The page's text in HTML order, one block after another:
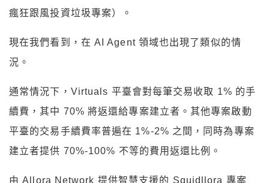
瘋狂跟風投資垃圾專案）。
現在我們看到，在 AI Agent 領域也出現了類似的情
況。
通常情況下，Virtuals 平臺會對每筆交易收取 1% 的手
續費，其中 70% 將返還給專案建立者。其他專案啟動
平臺的交易手續費率普遍在 1%-2% 之間，同時為專案
建立者提供 70%-100% 不等的費用返還比例。
由 Allora Network 提供智慧支援的 Squidllora 專案